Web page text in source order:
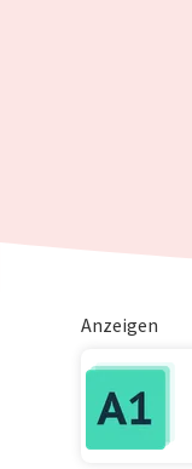
Anzeigen